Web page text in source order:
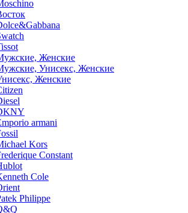
Женские
Унисекс, Женские
Женские
armani
Kors
Constant
Cole
Philippe